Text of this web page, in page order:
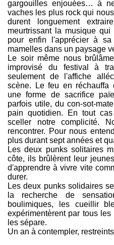
gargouilles enjouées… à
vaches les plus rock qui
durent longuement
meurtrissant la musique
pour enfin l'apprécier à
mamelles dans un paysage
Le soir même nous
improvisé du festival à
seulement de l'affiche
scène. Le feu en réchauffa
une forme de sacrifice
parfois utile, du con-sot-
pain quotidien. En tout
sceller notre complicité.
rencontrer. Pour nous
plus durant sept années et
Les deux punks solitaires
côte, ils brûlèrent leur
d'apprendre à vivre vite
durer.
Les deux punks solidaires
la recherche de
boulimiques, les cueillir
expérimentèrent par tous
les sépare.
Un an à contempler,